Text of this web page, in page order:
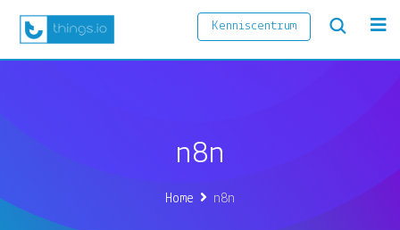
Kenniscentrum
n8n
Home n8n